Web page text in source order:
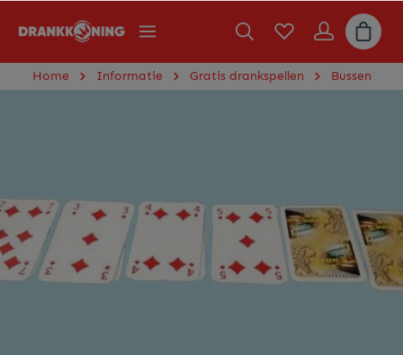
Home Informatie Gratis drankspellen Bussen